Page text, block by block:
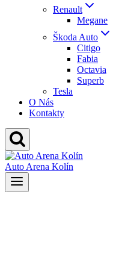
Renault
Megane
Škoda Auto
Citigo
Fabia
Octavia
Superb
Tesla
O Nás
Kontakty
Auto Arena Kolín